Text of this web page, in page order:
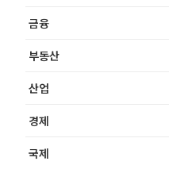
금융
부동산
산업
경제
국제